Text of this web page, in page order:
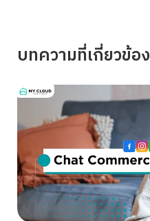
บทความที่เกี่ยวข้อง